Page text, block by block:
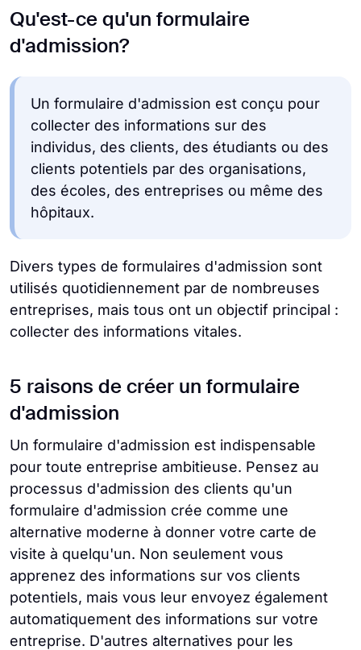
Qu'est-ce qu'un formulaire
d'admission?
Un formulaire d'admission est conçu pour
collecter des informations sur des
individus, des clients, des étudiants ou des
clients potentiels par des organisations,
des écoles, des entreprises ou même des
hôpitaux.
Divers types de formulaires d'admission sont
utilisés quotidiennement par de nombreuses
entreprises, mais tous ont un objectif principal :
collecter des informations vitales.
5 raisons de créer un formulaire
d'admission
Un formulaire d'admission est indispensable
pour toute entreprise ambitieuse. Pensez au
processus d'admission des clients qu'un
formulaire d'admission crée comme une
alternative moderne à donner votre carte de
visite à quelqu'un. Non seulement vous
apprenez des informations sur vos clients
potentiels, mais vous leur envoyez également
automatiquement des informations sur votre
entreprise. D'autres alternatives pour les